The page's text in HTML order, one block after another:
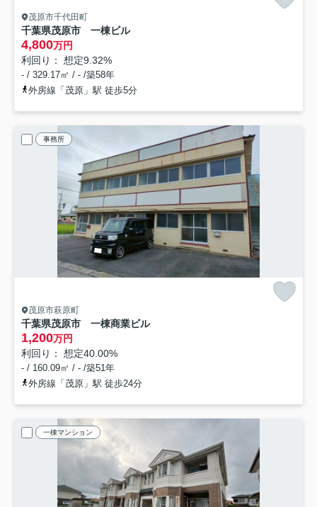
茂原市千代田町
千葉県茂原市 一棟ビル
4,800万円
利回り： 想定9.32%
- / 329.17㎡ / - /築58年
外房線「茂原」駅 徒歩5分
事務所
茂原市萩原町
千葉県茂原市 一棟商業ビル
1,200万円
利回り： 想定40.00%
- / 160.09㎡ / - /築51年
外房線「茂原」駅 徒歩24分
一棟マンション